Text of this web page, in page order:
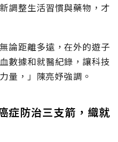
調整生活習慣與藥物，才
論距離多遠，在外的遊子
數據和就醫紀錄，讓科技
量，」陳亮妤強調。
症防治三支箭，織就